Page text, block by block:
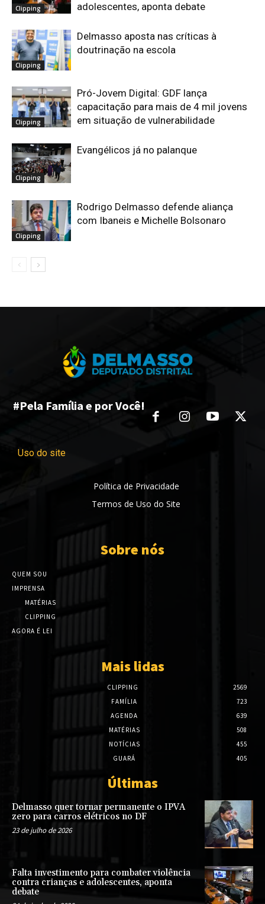
Clipping
adolescentes, aponta debate
Clipping
Delmasso aposta nas críticas à
doutrinação na escola
Clipping
Pró-Jovem Digital: GDF lança
capacitação para mais de 4 mil jovens
em situação de vulnerabilidade
Clipping
Evangélicos já no palanque
Clipping
Rodrigo Delmasso defende aliança
com Ibaneis e Michelle Bolsonaro
#Pela Família e por Você!
Uso do site
Política de Privacidade
Termos de Uso do Site
Sobre nós
QUEM SOU
IMPRENSA
MATÉRIAS
CLIPPING
AGORA É LEI
Mais lidas
CLIPPING
2569
FAMÍLIA
723
AGENDA
639
MATÉRIAS
508
NOTÍCIAS
455
GUARÁ
405
Últimas
Delmasso quer tornar permanente o IPVA
zero para carros elétricos no DF
23 de julho de 2026
Falta investimento para combater violência
contra crianças e adolescentes, aponta
debate